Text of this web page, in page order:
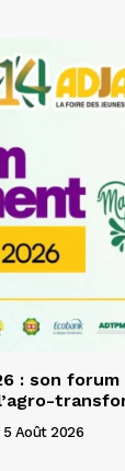
: son forum
5 Août 2026